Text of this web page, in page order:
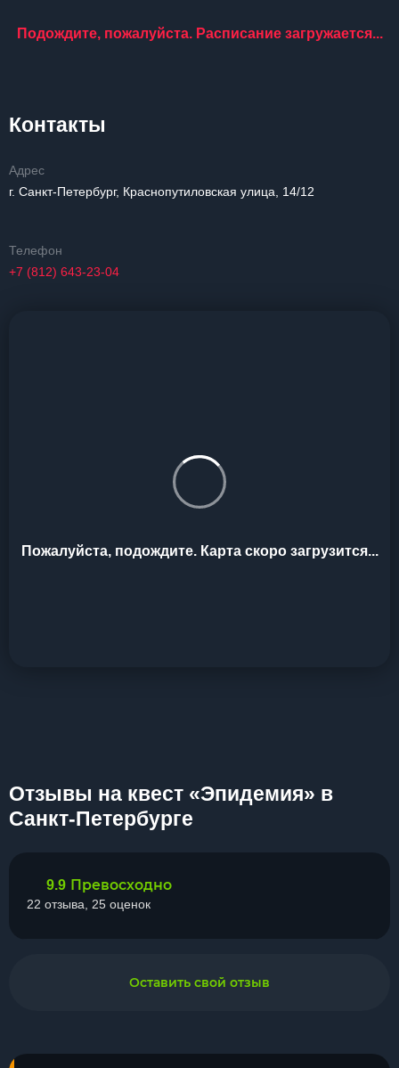
Подождите, пожалуйста. Расписание загружается...
Контакты
Адрес
г. Санкт-Петербург, Краснопутиловская улица, 14/12
Телефон
+7 (812) 643-23-04
Пожалуйста, подождите. Карта скоро загрузится...
Отзывы на квест «Эпидемия» в
Санкт-Петербурге
9.9 Превосходно
22 отзыва, 25 оценок
Оставить свой отзыв